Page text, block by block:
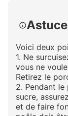
Voici deux
1. Ne
vous ne
Retirez le
2. Pendant
sucre,
et de faire